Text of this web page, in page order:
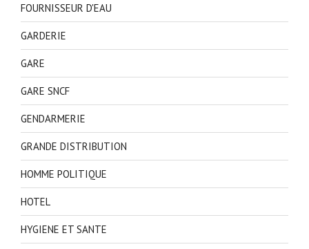
FOURNISSEUR D'EAU
GARDERIE
GARE
GARE SNCF
GENDARMERIE
GRANDE DISTRIBUTION
HOMME POLITIQUE
HOTEL
HYGIENE ET SANTE